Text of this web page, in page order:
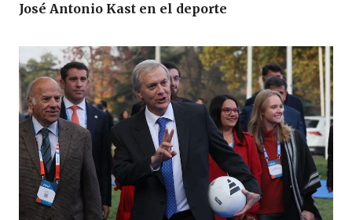
José Antonio Kast en el deporte